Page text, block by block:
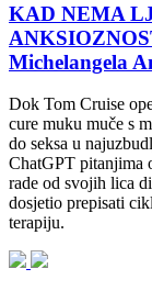
KAD NEMA
Michelangela
Dok Tom Cruise
cure muku muče s
do seksa u
ChatGPT pitanjima
rade od svojih lica
dosjetio prepisati
terapiju.